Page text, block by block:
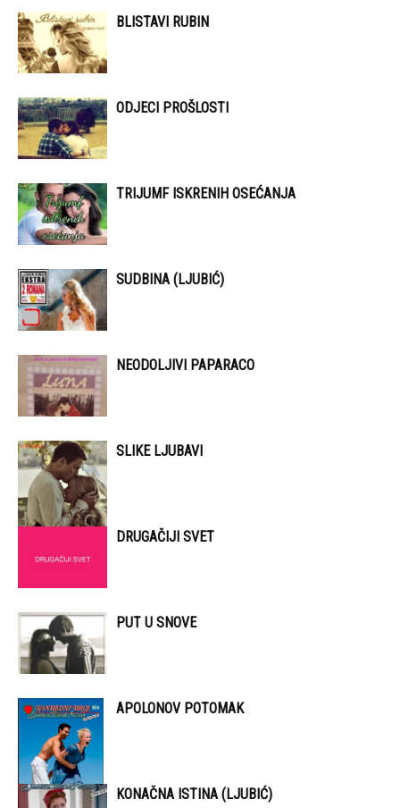
BLISTAVI RUBIN
ODJECI PROŠLOSTI
TRIJUMF ISKRENIH OSEĆANJA
SUDBINA (LJUBIĆ)
NEODOLJIVI PAPARACO
SLIKE LJUBAVI
DRUGAČIJI SVET
PUT U SNOVE
APOLONOV POTOMAK
KONAČNA ISTINA (LJUBIĆ)